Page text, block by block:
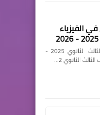
الفيزياء
تحميل كتاب الامتحان في الفيزياء للصف الثالث الثانوي 2025 -